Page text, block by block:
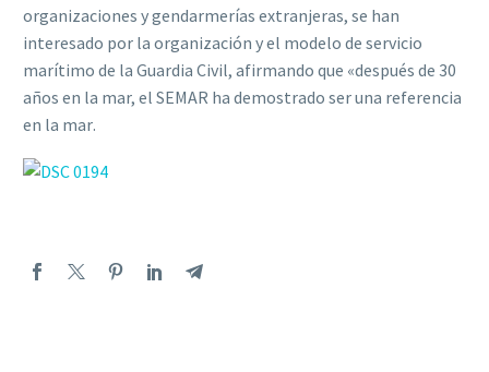
organizaciones y gendarmerías extranjeras, se han
interesado por la organización y el modelo de servicio
marítimo de la Guardia Civil, afirmando que «después de 30
años en la mar, el SEMAR ha demostrado ser una referencia
en la mar.